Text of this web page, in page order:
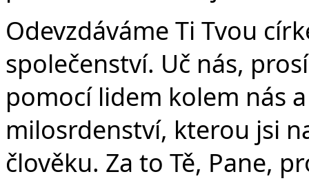
Odevzdáváme Ti Tvou
společenství. Uč nás,
pomocí lidem kolem nás
milosrdenství, kterou jsi
člověku. Za to Tě, Pane,